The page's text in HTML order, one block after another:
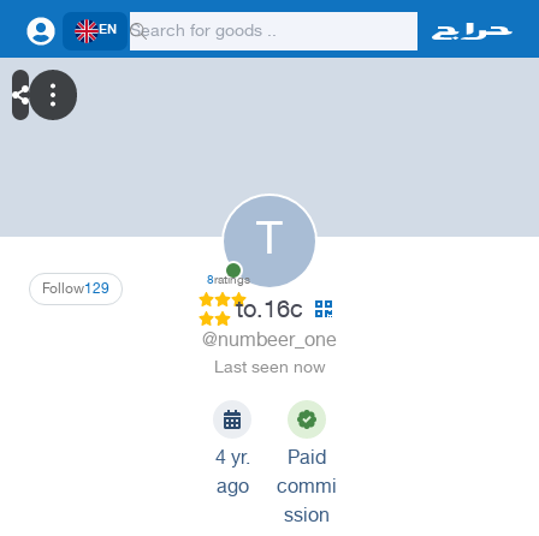
EN
T
129
Follow 8ratings
to.16c
@numbeer_one
Last seen now
4 yr.
ago
Paid
commi
ssion